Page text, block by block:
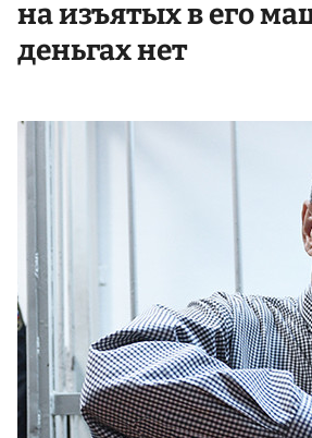
на изъятых в его
деньгах нет